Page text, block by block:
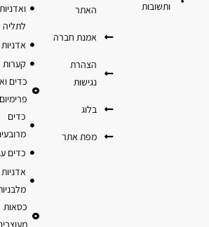
ואדניות
לתליה
אדניות
קערות
כדים
פרימיום
כדים
כדים
אדניות
כסאות
האתר
אמנת חברה
הצהרת
נגישות
בלוג
מפת אתר
ותשובות